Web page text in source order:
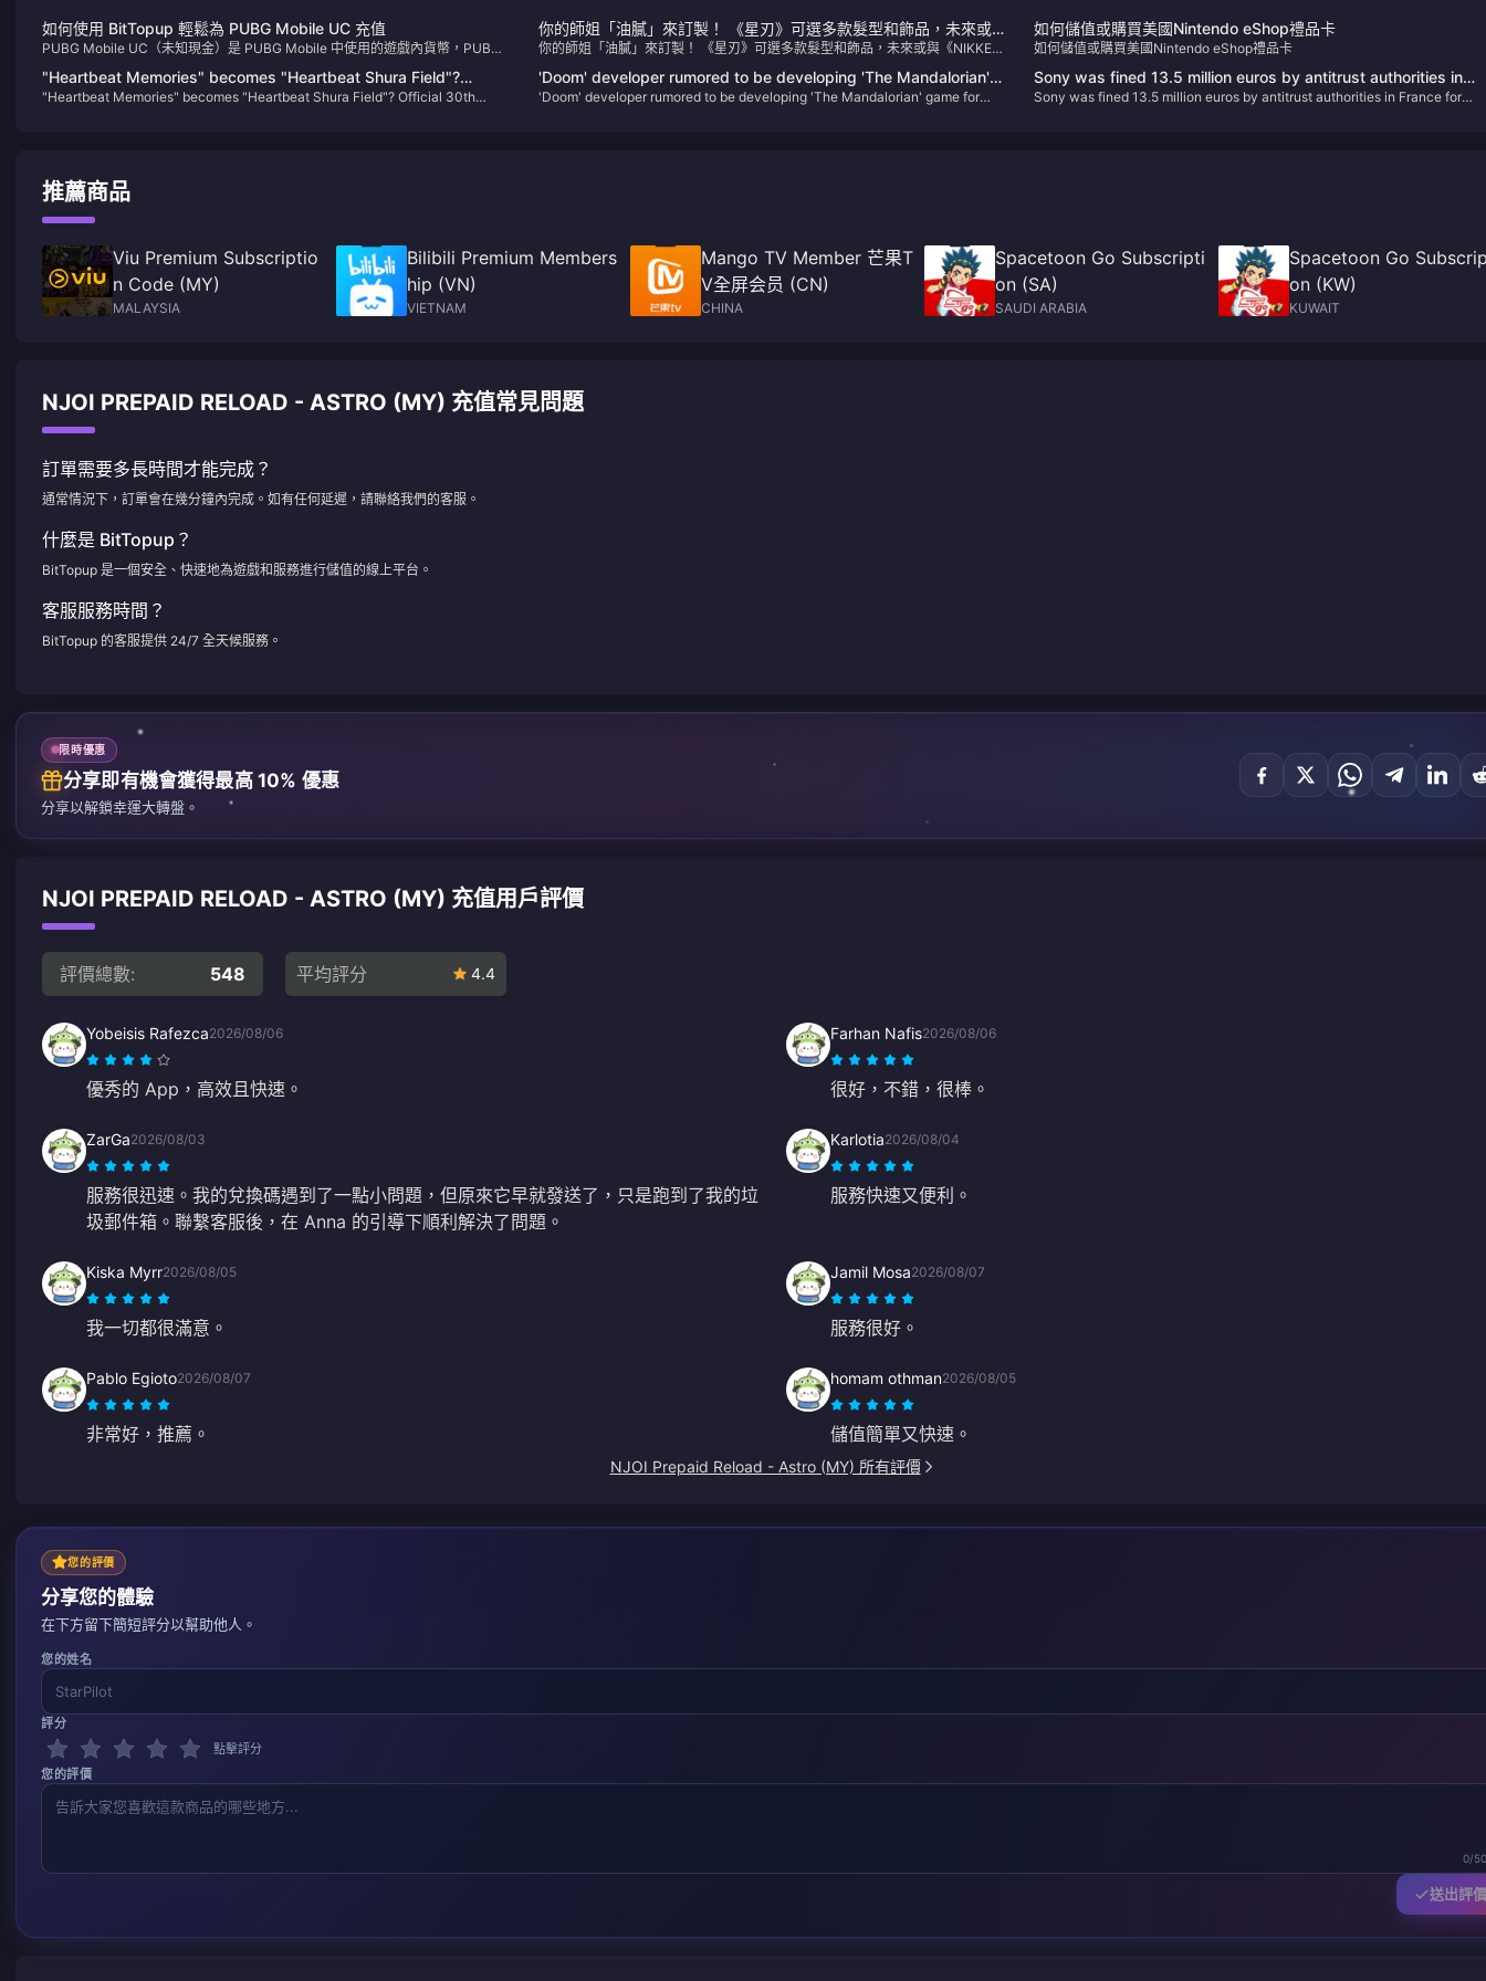
如何使用 BitTopup 輕鬆為 PUBG Mobile UC 充值
PUBG Mobile UC（未知現金）是 PUBG Mobile 中使用的遊戲內貨幣，PUBG
品，包括皮膚、服裝、武器皮膚和令人垂涎的皇家通行證，後者提供獨家獎勵和
任務。借助 UC，您可以透過自訂角色和裝備來增強遊戲體驗，從而在戰場上脫
你的師姐「油膩」來訂製！ 《星刃》可選多款髮型和飾品，未來或與
《NIKKE》連結
你的師姐「油膩」來訂製！ 《星刃》可選多款髮型和飾品，未來或與《NIKKE》
如何儲值或購買美國Nintendo eShop禮品卡
如何儲值或購買美國Nintendo eShop禮品卡
"Heartbeat Memories" becomes "Heartbeat Shura Field"?
Official 30th anniversary cover attracts heated discussion
"Heartbeat Memories" becomes "Heartbeat Shura Field"? Official 30th
'Doom' developer rumored to be developing 'The Mandalorian'
game for Xbox
'Doom' developer rumored to be developing 'The Mandalorian' game for
Sony was fined 13.5 million euros by antitrust authorities in
France for abusing its market dominance
Sony was fined 13.5 million euros by antitrust authorities in France for
推薦商品
Viu Premium Subscriptio
n Code (MY)
MALAYSIA
Bilibili Premium Members
hip (VN)
VIETNAM
Mango TV Member 芒果T
V全屏会员 (CN)
CHINA
Spacetoon Go Subscripti
on (SA)
SAUDI ARABIA
Spacetoon Go
on (KW)
KUWAIT
NJOI PREPAID RELOAD - ASTRO (MY) 充值常見問題
訂單需要多長時間才能完成？
通常情況下，訂單會在幾分鐘內完成。如有任何延遲，請聯絡我們的客服。
什麼是 BitTopup？
BitTopup 是一個安全、快速地為遊戲和服務進行儲值的線上平台。
客服服務時間？
BitTopup 的客服提供 24/7 全天候服務。
限時優惠
分享即有機會獲得最高 10% 優惠
分享以解鎖幸運大轉盤。
NJOI PREPAID RELOAD - ASTRO (MY) 充值用戶評價
評價總數: 548 平均評分 4.4
Yobeisis Rafezca2026/08/06
優秀的 App，高效且快速。
Farhan Nafis2026/08/06
很好，不錯，很棒。
ZarGa2026/08/03
服務很迅速。我的兌換碼遇到了一點小問題，但原來它早就發送了，只是跑到了我的垃
圾郵件箱。聯繫客服後，在 Anna 的引導下順利解決了問題。
Karlotia2026/08/04
服務快速又便利。
Kiska Myrr2026/08/05
我一切都很滿意。
Jamil Mosa2026/08/07
服務很好。
Pablo Egioto2026/08/07
非常好，推薦。
homam othman2026/08/05
儲值簡單又快速。
NJOI Prepaid Reload - Astro (MY) 所有評價
您的評價
分享您的體驗
在下方留下簡短評分以幫助他人。
您的姓名
評分
點擊評分
您的評價
0/
送出評價